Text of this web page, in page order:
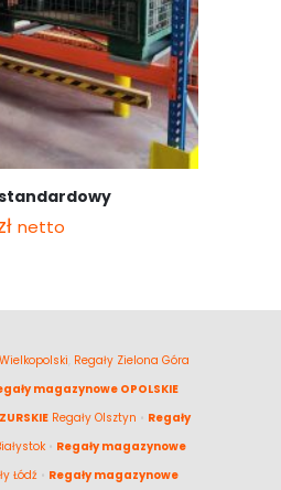
netto
Regały Zielona Góra
magazynowe OPOLSKIE
Regały Olsztyn • Regały
• Regały magazynowe
Łódź• Regały magazynowe